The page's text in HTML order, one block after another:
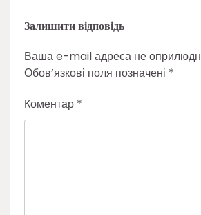
Залишити відповідь
Ваша e-mail адреса не
Обов’язкові поля позначені *
Коментар *